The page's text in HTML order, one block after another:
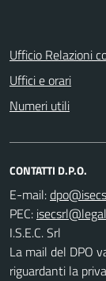
Ufficio Relazioni
Uffici e orari
Numeri utili
CONTATTI D.P.O.
E-mail:
PEC:
I.S.E.C. Srl
La mail del DPO
riguardanti la